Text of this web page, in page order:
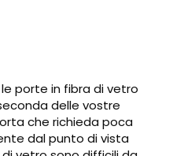
porte in fibra di vetro
delle vostre
che richieda poca
dal punto di vista